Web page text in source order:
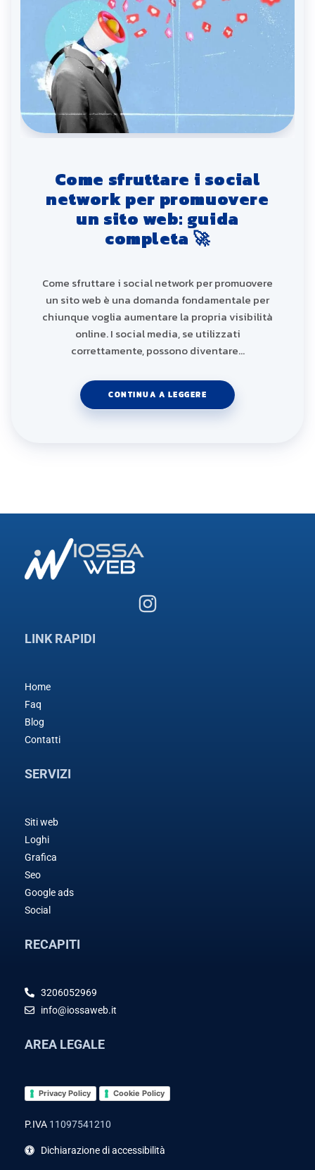
Come sfruttare i social
network per promuovere
un sito web: guida
completa 🚀
Come sfruttare i social network per promuovere
un sito web è una domanda fondamentale per
chiunque voglia aumentare la propria visibilità
online. I social media, se utilizzati
correttamente, possono diventare…
CONTINUA A LEGGERE
LINK RAPIDI
Home
Faq
Blog
Contatti
SERVIZI
Siti web
Loghi
Grafica
Seo
Google ads
Social
RECAPITI
3206052969
info@iossaweb.it
AREA LEGALE
Privacy Policy Cookie Policy
P.IVA 11097541210
Dichiarazione di accessibilità